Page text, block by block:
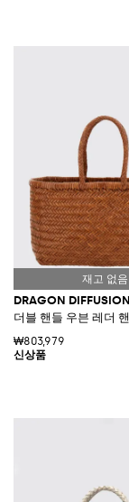
DRAGON DIFFUSION
더블 핸들 우븐 레더
₩803,979